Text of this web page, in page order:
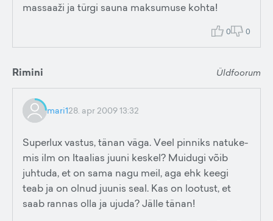
massaaži ja türgi sauna maksumuse kohta!
0 0
Rimini Üldfoorum
mari128. apr 2009 13:32
Superlux vastus, tänan väga. Veel pinniks natuke-
mis ilm on Itaalias juuni keskel? Muidugi võib
juhtuda, et on sama nagu meil, aga ehk keegi
teab ja on olnud juunis seal. Kas on lootust, et
saab rannas olla ja ujuda? Jälle tänan!